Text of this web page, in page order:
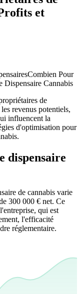
et
Combien Pour
Dispensaire Cannabis
de
revenus potentiels,
influencent la
d'optimisation pour
dispensaire
de cannabis varie
300 000 € net. Ce
qui est
l'efficacité
réglementaire.